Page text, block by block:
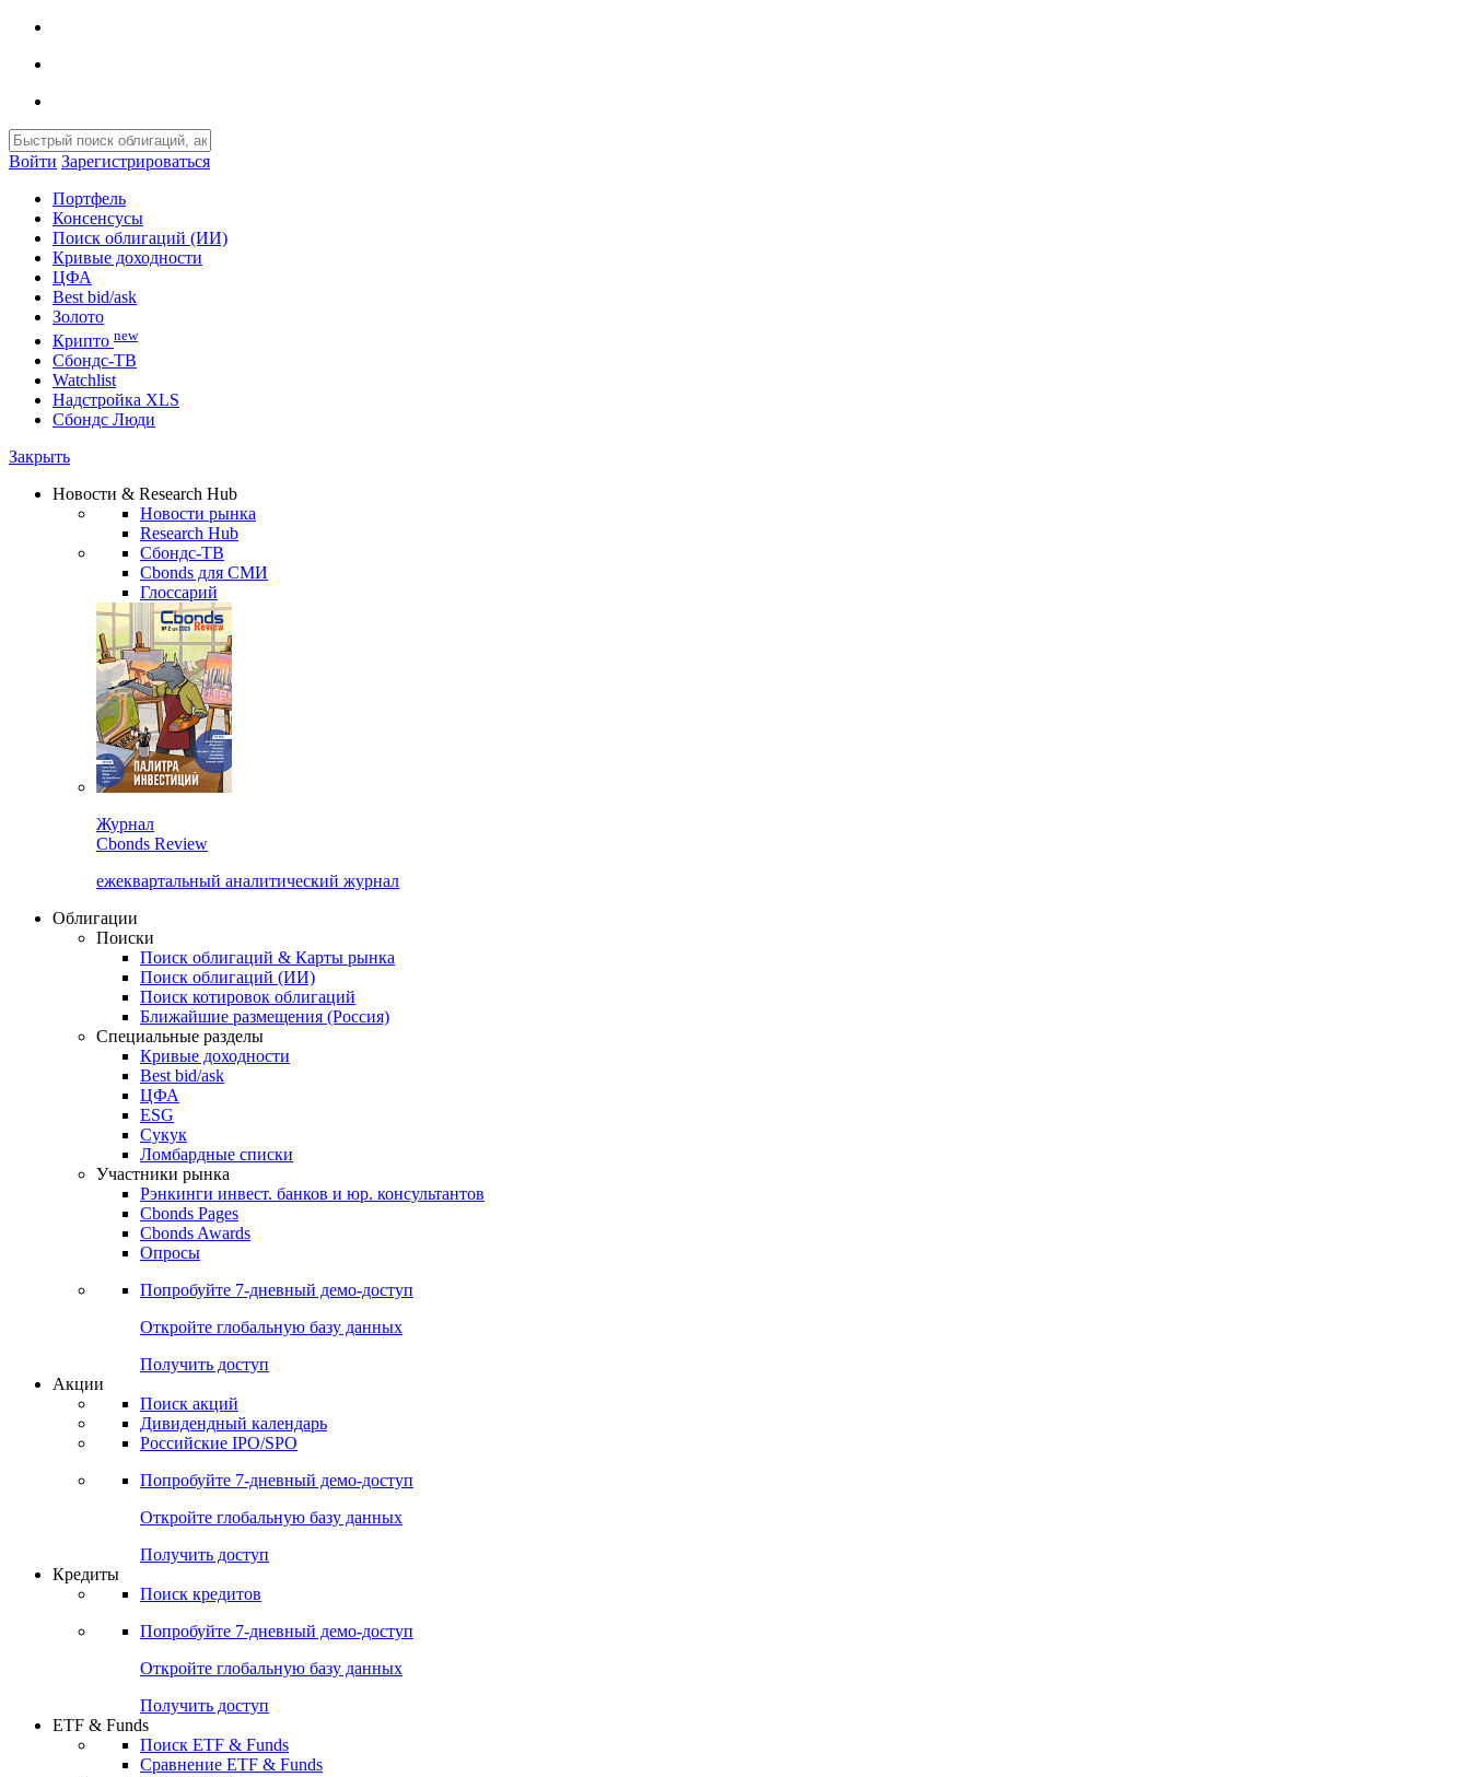
Войти Зарегистрироваться
Портфель
Консенсусы
Поиск облигаций (ИИ)
Кривые доходности
ЦФА
Best bid/ask
Золото
Крипто new
Сбондс-ТВ
Watchlist
Надстройка XLS
Сбондс Люди
Закрыть
Новости & Research Hub
Новости рынка
Research Hub
Сбондс-ТВ
Cbonds для СМИ
Глоссарий
Журнал
Cbonds Review
ежеквартальный аналитический журнал
Облигации
Поиски
Поиск облигаций & Карты рынка
Поиск облигаций (ИИ)
Поиск котировок облигаций
Ближайшие размещения (Россия)
Специальные разделы
Кривые доходности
Best bid/ask
ЦФА
ESG
Сукук
Ломбардные списки
Участники рынка
Рэнкинги инвест. банков и юр. консультантов
Cbonds Pages
Cbonds Awards
Опросы
Попробуйте 7-дневный демо-доступ
Откройте глобальную базу данных
Получить доступ
Акции
Поиск акций
Дивидендный календарь
Российские IPO/SPO
Попробуйте 7-дневный демо-доступ
Откройте глобальную базу данных
Получить доступ
Кредиты
Поиск кредитов
Попробуйте 7-дневный демо-доступ
Откройте глобальную базу данных
Получить доступ
ETF & Funds
Поиск ETF & Funds
Сравнение ETF & Funds